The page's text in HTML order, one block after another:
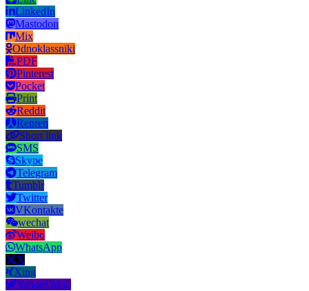
LinkedIn
Mastodon
Mix
Odnoklassniki
PDF
Pinterest
Pocket
Print
Reddit
Renren
Short link
SMS
Skype
Telegram
Tumblr
Twitter
VKontakte
wechat
Weibo
WhatsApp
X
Xing
Yahoo! Mail